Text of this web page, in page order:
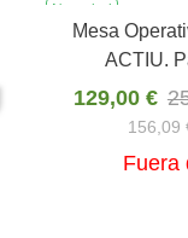
Ver
Mesa
189,00 €
228,69 €
Fuera